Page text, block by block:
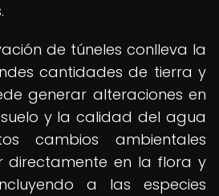
de túneles conlleva la
cantidades de tierra y
generar alteraciones en
y la calidad del agua
cambios ambientales
directamente en la flora y
a las especies